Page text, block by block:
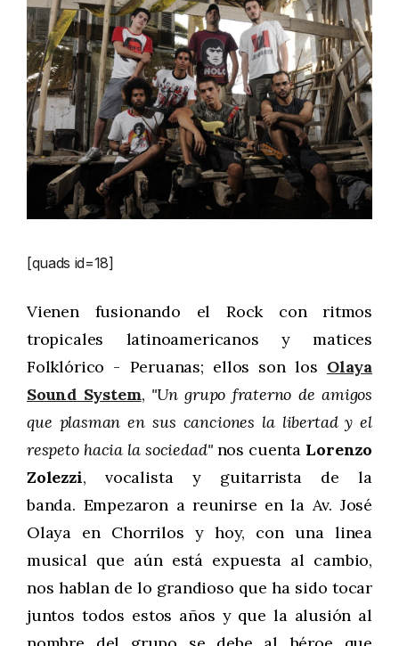
[quads id=18]
Vienen fusionando el Rock con ritmos
tropicales latinoamericanos y matices
Folklórico - Peruanas; ellos son los Olaya
Sound System, "Un grupo fraterno de amigos
que plasman en sus canciones la libertad y el
respeto hacia la sociedad"nos cuenta Lorenzo
Zolezzi, vocalista y guitarrista de la
banda. Empezaron a reunirse en la Av. José
Olaya en Chorrilos y hoy, con una linea
musical que aún está expuesta al cambio,
nos hablan de lo grandioso que ha sido tocar
juntos todos estos años y que la alusión al